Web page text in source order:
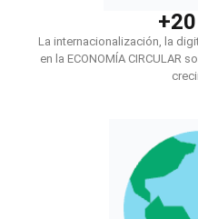
La internacionalización, la
en la ECONOMÍA CIRCULAR